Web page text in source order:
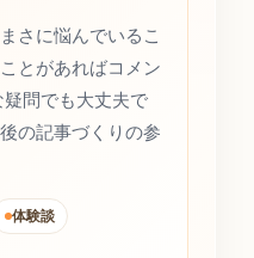
さに悩んでいるこ
とがあればコメン
疑問でも大丈夫で
の記事づくりの参
体験談